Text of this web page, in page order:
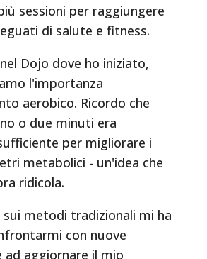
sessioni per raggiungere
di salute e fitness.
Dojo dove ho iniziato,
l'importanza
aerobico. Ricordo che
o due minuti era
per migliorare i
metabolici - un'idea che
ridicola.
sui metodi tradizionali mi ha
con nuove
ad aggiornare il mio